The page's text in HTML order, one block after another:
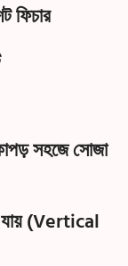
ফিচার
সহজে সোজা
যায় (Vertical